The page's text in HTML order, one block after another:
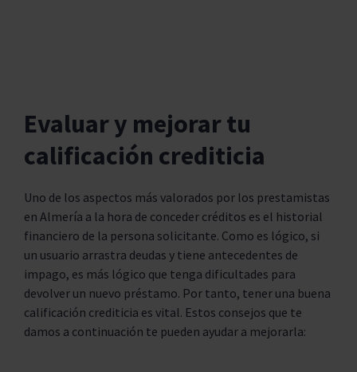
Evaluar y mejorar tu
calificación crediticia
Uno de los aspectos más valorados por los prestamistas
en Almería a la hora de conceder créditos es el historial
financiero de la persona solicitante. Como es lógico, si
un usuario arrastra deudas y tiene antecedentes de
impago, es más lógico que tenga dificultades para
devolver un nuevo préstamo. Por tanto, tener una buena
calificación crediticia es vital. Estos consejos que te
damos a continuación te pueden ayudar a mejorarla: